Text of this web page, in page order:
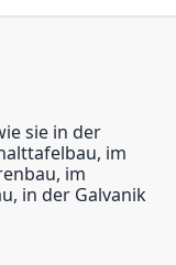
sie in der
im
im
in der Galvanik